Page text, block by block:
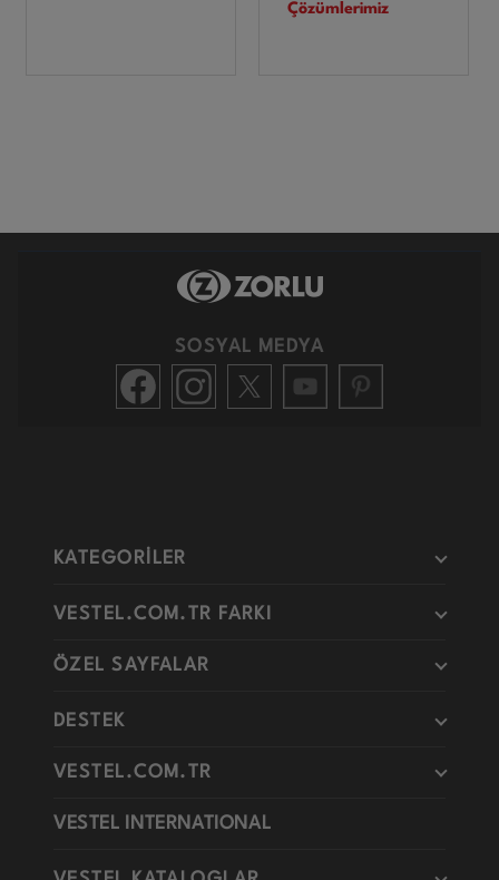
Çözümlerimiz
SOSYAL MEDYA
KATEGORİLER
VESTEL.COM.TR FARKI
ÖZEL SAYFALAR
DESTEK
VESTEL.COM.TR
VESTEL INTERNATIONAL